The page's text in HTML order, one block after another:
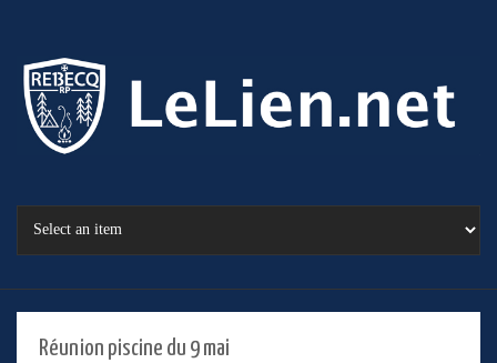
Réunion piscine du 9 mai